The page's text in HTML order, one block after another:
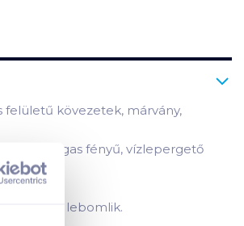
felületű kövezetek, márvány,
magas fényű, vízlepergető
98%-ban lebomlik.